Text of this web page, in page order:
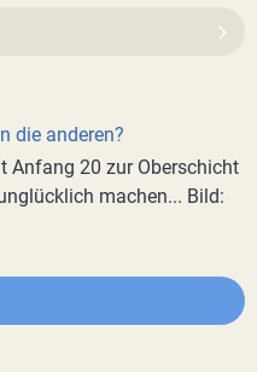
die anderen?
Anfang 20 zur Oberschicht
machen... Bild: